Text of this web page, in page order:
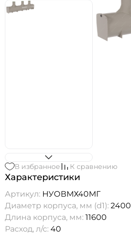
В избранное К сравнению
Характеристики
Артикул: НУОВМХ40МГ
Диаметр корпуса, мм (d1): 2400
Длина корпуса, мм: 11600
Расход, л/с: 40